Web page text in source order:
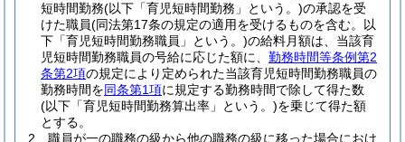
短時間勤務(以下「育児短時間勤務」という。)の承認を受
けた職員(同法第17条の規定の適用を受けるものを含む。以
下「育児短時間勤務職員」という。)の給料月額は、当該育
児短時間勤務職員の号給に応じた額に、 勤務時間等条例第2
条第2項の規定により定められた当該育児短時間勤務職員の
勤務時間を同条第1項に規定する勤務時間で除して得た数
(以下「育児短時間勤務算出率」という。)を乗じて得た額
とする。
2
職員が一の職務の級から他の職務の級に移った場合におけ